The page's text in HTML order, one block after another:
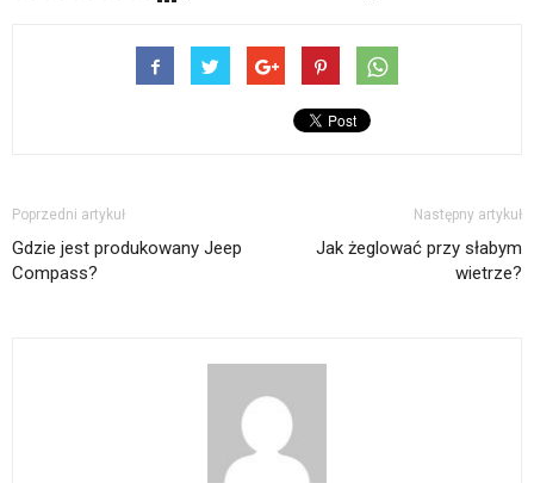
Poprzedni artykuł
Gdzie jest produkowany Jeep
Compass?
Następny artykuł
Jak żeglować przy słabym
wietrze?